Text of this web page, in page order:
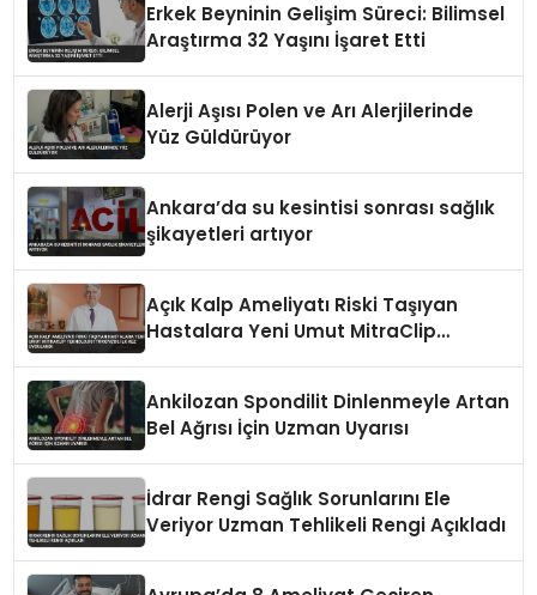
Erkek Beyninin Gelişim Süreci: Bilimsel
Araştırma 32 Yaşını İşaret Etti
Alerji Aşısı Polen ve Arı Alerjilerinde
Yüz Güldürüyor
Ankara’da su kesintisi sonrası sağlık
şikayetleri artıyor
Açık Kalp Ameliyatı Riski Taşıyan
Hastalara Yeni Umut MitraClip
Ankilozan Spondilit Dinlenmeyle Artan
Bel Ağrısı İçin Uzman Uyarısı
İdrar Rengi Sağlık Sorunlarını Ele
Veriyor Uzman Tehlikeli Rengi Açıkladı